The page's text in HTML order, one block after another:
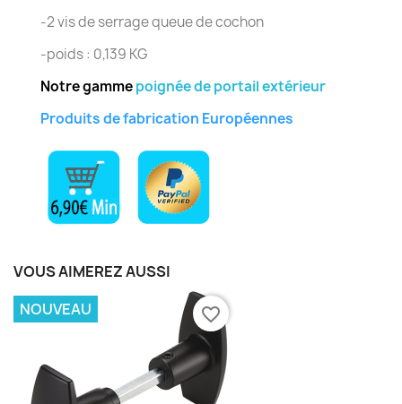
-2 vis de serrage queue de cochon
-poids : 0,139 KG
Notre gammepoignée de portail extérieur
Produits de fabrication Européennes
VOUS AIMEREZ AUSSI
NOUVEAU favorite_border